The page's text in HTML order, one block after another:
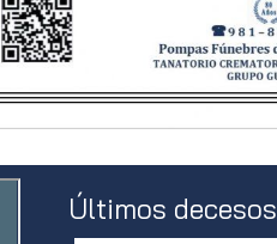
Últimos decesos